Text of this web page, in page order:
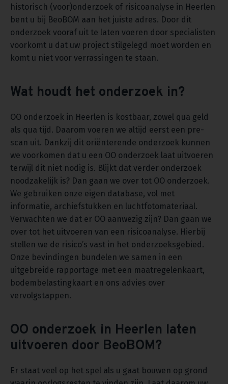
historisch (voor)onderzoek of risicoanalyse in Heerlen
bent u bij BeoBOM aan het juiste adres. Door dit
onderzoek vooraf uit te laten voeren door specialisten
voorkomt u dat uw project stilgelegd moet worden en
komt u niet voor verrassingen te staan.
Wat houdt het onderzoek in?
OO onderzoek in Heerlen is kostbaar, zowel qua geld
als qua tijd. Daarom voeren we altijd eerst een pre-
scan uit. Dankzij dit oriënterende onderzoek kunnen
we voorkomen dat u een OO onderzoek laat uitvoeren
terwijl dit niet nodig is. Blijkt dat verder onderzoek
noodzakelijk is? Dan gaan we over tot OO onderzoek.
We gebruiken onze eigen database, vol met
informatie, archiefstukken en luchtfotomateriaal.
Verwachten we dat er OO aanwezig zijn? Dan gaan we
over tot het uitvoeren van een risicoanalyse. Hierbij
stellen we de risico’s vast in het onderzoeksgebied.
Onze bevindingen bundelen we samen in een
uitgebreide rapportage met een maatregelenkaart,
bodembelastingkaart en ons advies over
vervolgstappen.
OO onderzoek in Heerlen laten
uitvoeren door BeoBOM?
Er staat veel op het spel als u gaat bouwen op grond